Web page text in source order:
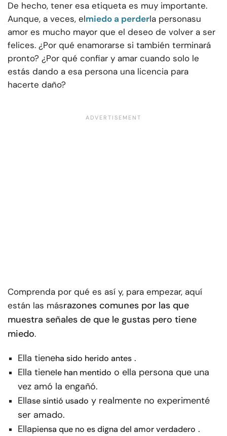
De hecho, tener esa etiqueta es muy importante.
Aunque, a veces, elmiedo a perderla personasu
amor es mucho mayor que el deseo de volver a ser
felices. ¿Por qué enamorarse si también terminará
pronto? ¿Por qué confiar y amar cuando solo le
estás dando a esa persona una licencia para
hacerte daño?
Comprenda por qué es así y, para empezar, aquí
están las másrazones comunes por las que
muestra señales de que le gustas pero tiene
miedo.
Ella tieneha sido herido antes .
Ella tienele han mentido o ella persona que una
vez amó la engañó.
Ellase sintió usado y realmente no experimenté
ser amado.
Ellapiensa que no es digna del amor verdadero .